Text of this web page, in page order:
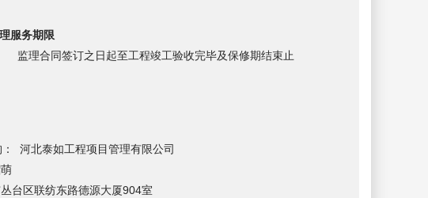
服务期限
监理合同签订之日起至工程竣工验收完毕及保修期结束止
河北泰如工程项目管理有限公司
台区联纺东路德源大厦904室